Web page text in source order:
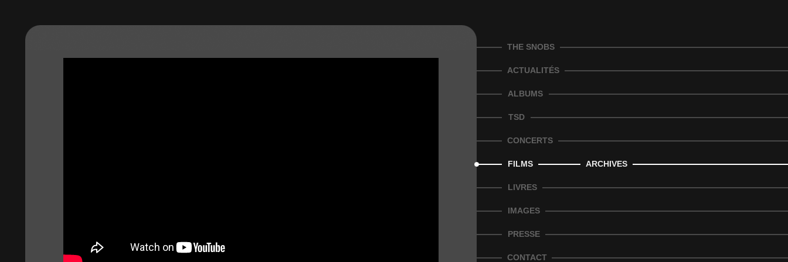
THE SNOBS
ACTUALITÉS
ALBUMS
TSD
CONCERTS
FILMS ARCHIVES
LIVRES
IMAGES
PRESSE
CONTACT